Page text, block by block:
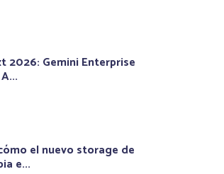
2026: Gemini Enterprise
el nuevo storage de
e...